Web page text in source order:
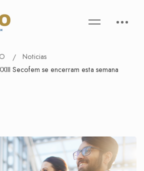
Noticias
Secofem se encerram esta semana